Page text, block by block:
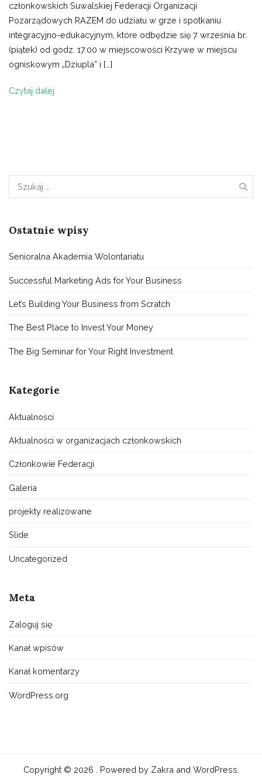
członkowskich Suwalskiej Federacji Organizacji
Pozarządowych RAZEM do udziału w grze i spotkaniu
integracyjno-edukacyjnym, które odbędzie się 7 września br.
(piątek) od godz. 17.00 w miejscowości Krzywe w miejscu
ogniskowym „Dziupla” i […]
Czytaj dalej
Szukaj:
Ostatnie wpisy
Senioralna Akademia Wolontariatu
Successful Marketing Ads for Your Business
Let’s Building Your Business from Scratch
The Best Place to Invest Your Money
The Big Seminar for Your Right Investment
Kategorie
Aktualności
Aktualności w organizacjach członkowskich
Członkowie Federacji
Galeria
projekty realizowane
Slide
Uncategorized
Meta
Zaloguj się
Kanał wpisów
Kanał komentarzy
WordPress.org
Copyright © 2026 . Powered by Zakra and WordPress